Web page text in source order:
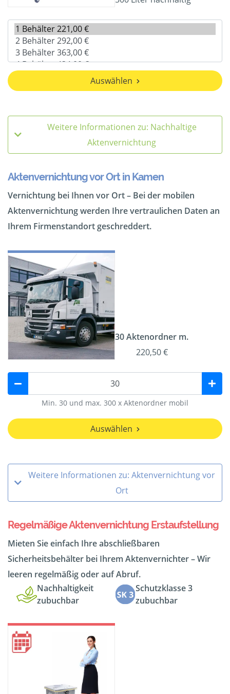
Auswählen
Weitere Informationen zu: Nachhaltige
Aktenvernichtung
Aktenvernichtung vor Ort in Kamen
Vernichtung bei Ihnen vor Ort – Bei der mobilen
Aktenvernichtung werden Ihre vertraulichen Daten an
Ihrem Firmenstandort geschreddert.
30 Aktenordner m.
220,50 €
Min. 30 und max. 300 x Aktenordner mobil
Auswählen
Weitere Informationen zu: Aktenvernichtung vor
Ort
Regelmäßige Aktenvernichtung Erstaufstellung
Mieten Sie einfach Ihre abschließbaren
Sicherheitsbehälter bei Ihrem Aktenvernichter – Wir
leeren regelmäßig oder auf Abruf.
Nachhaltigkeit
zubuchbar
Schutzklasse 3
zubuchbar